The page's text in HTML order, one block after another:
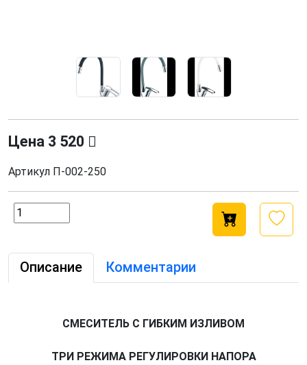
Цена 3 520
Артикул П-002-250
Описание Комментарии
СМЕСИТЕЛЬ С ГИБКИМ ИЗЛИВОМ
ТРИ РЕЖИМА РЕГУЛИРОВКИ НАПОРА